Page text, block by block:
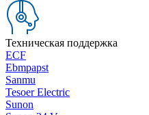
Техническая поддержка
ECF
Ebmpapst
Sanmu
Tesoer Electric
Sunon